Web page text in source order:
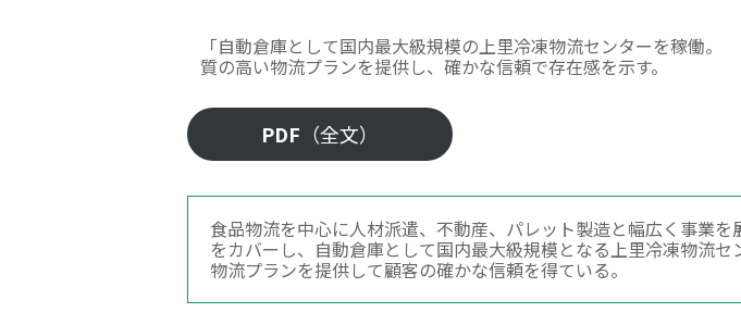
「自動倉庫として国内最大級規模の上里冷凍物流センターを稼働。
質の高い物流プランを提供し、確かな信頼で存在感を示す。
PDF （全文）
食品物流を中心に人材派遣、不動産、パレット製造と幅広く事業
をカバーし、自動倉庫として国内最大級規模となる上里冷凍物流
物流プランを提供して顧客の確かな信頼を得ている。